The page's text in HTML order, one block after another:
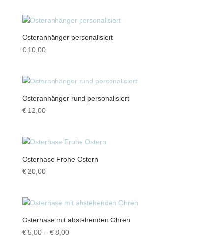
Osteranhänger personalisiert
€10,00
Osteranhänger rund personalisiert
€12,00
Osterhase Frohe Ostern
€20,00
Osterhase mit abstehenden Ohren
€5,00 – €8,00Preisspanne: